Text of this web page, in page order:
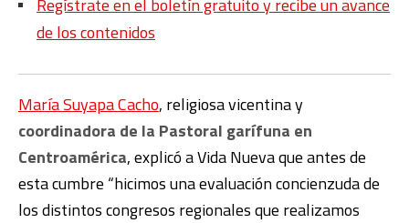
Regístrate en el boletín gratuito y recibe un avance
de los contenidos
María Suyapa Cacho, religiosa vicentina y
coordinadora de la Pastoral garífuna en
Centroamérica, explicó a Vida Nueva que antes de
esta cumbre “hicimos una evaluación concienzuda de
los distintos congresos regionales que realizamos